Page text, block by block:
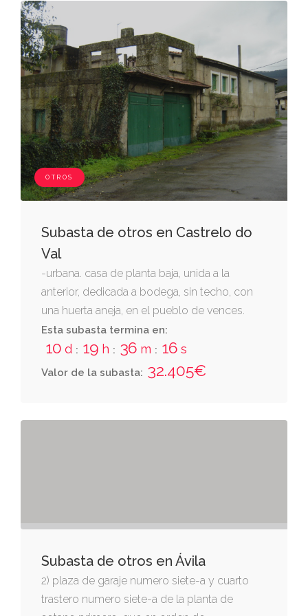
ibarra. tiene su riego por los puntos de
costumbre. inscrita en el registro de la
propiedad de elche número cinco, al tomo
2225, libro 1676, folio 206, finca nº 11988.
OTROS
Subasta de otros en Castrelo do
Val
-urbana. casa de planta baja, unida a la
anterior, dedicada a bodega, sin techo, con
una huerta aneja, en el pueblo de vences.
tiene una superficie edificada de ochenta
metros cuadrados (80 m²), y se ubica sobre
un solar, de ochenta metros cuadrados (80
monterrey nº 13.745, 1ª. referencia catastral
Esta subasta termina en:
10 d : 19 h : 36 m : 16 s
Valor de la subasta: 32.405€
Subasta de otros en Ávila
2) plaza de garaje numero siete-a y cuarto
trastero numero siete-a de la planta de